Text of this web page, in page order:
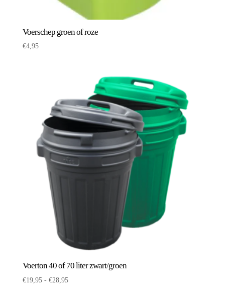
Voerschep groen of roze
€4,95
Voerton 40 of 70 liter zwart/groen
€19,95 - €28,95Prijsklasse: